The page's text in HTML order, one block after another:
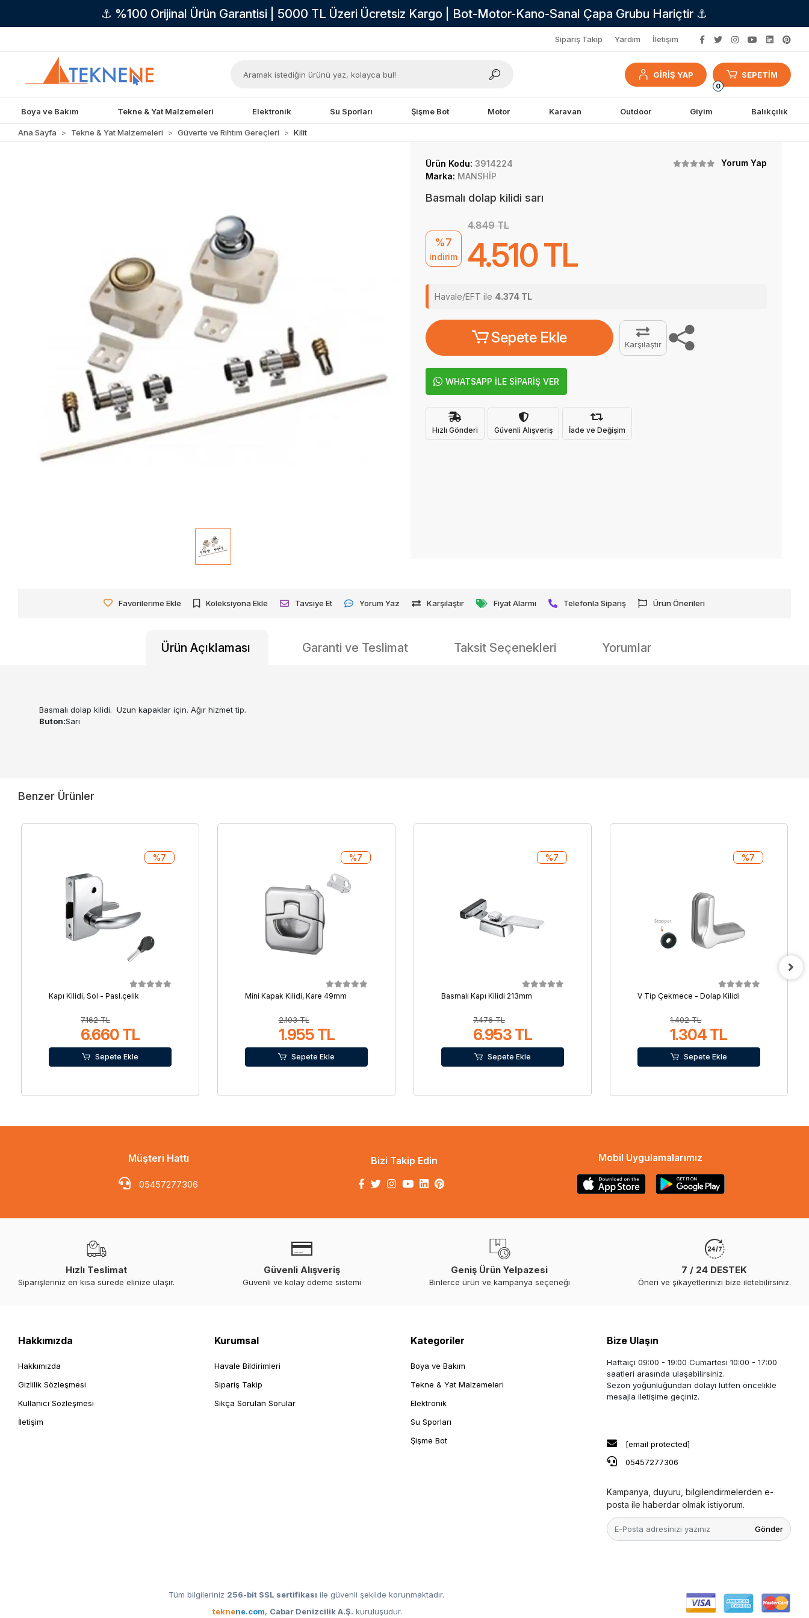
⚓ %100 Orijinal Ürün Garantisi | 5000 TL Üzeri Ücretsiz Kargo | Bot-Motor-Kano-Sanal Çapa Grubu Hariçtir ⚓
Sipariş Takip Yardım İletişim
GİRİŞ YAP
0
SEPETİM
Boya ve Bakım Tekne & Yat Malzemeleri Elektronik Su Sporları Şişme Bot Motor Karavan Outdoor Giyim Balıkçılık
Ana Sayfa Tekne & Yat Malzemeleri Güverte ve Rıhtım Gereçleri Kilit
Ürün Kodu: 3914224
Yorum Yap
Marka: MANSHİP
Basmalı dolap kilidi sarı
%7
indirim
4.849 TL
4.510 TL
Havale/EFT ile 4.374 TL
Sepete Ekle Karşılaştır
WHATSAPP İLE SİPARİŞ VER
Hızlı Gönderi Güvenli Alışveriş İade ve Değişim
Favorilerime Ekle Koleksiyona Ekle Tavsiye Et Yorum Yaz Karşılaştır Fiyat Alarmı Telefonla Sipariş Ürün Önerileri
Ürün Açıklaması Garanti ve Teslimat Taksit Seçenekleri Yorumlar
Basmalı dolap kilidi. Uzun kapaklar için. Ağır hizmet tip.
Buton:Sarı
Benzer Ürünler
Kapı Kilidi, Sol - Pasl.çelik
7.162 TL
6.660 TL
%7
Sepete Ekle
Mini Kapak Kilidi, Kare 49mm
2.103 TL
1.955 TL
%7
Sepete Ekle
Basmalı Kapı Kilidi 213mm
7.476 TL
6.953 TL
%7
Sepete Ekle
V Tip Çekmece - Dolap Kilidi
1.402 TL
1.304 TL
%7
Sepete Ekle
Müşteri Hattı
05457277306
Bizi Takip Edin Mobil Uygulamalarımız
Hızlı Teslimat
Siparişleriniz en kısa sürede elinize ulaşır.
Güvenli Alışveriş
Güvenli ve kolay ödeme sistemi
Geniş Ürün Yelpazesi
Binlerce ürün ve kampanya seçeneği
7 / 24 DESTEK
Öneri ve şikayetlerinizi bize iletebilirsiniz.
Hakkımızda
Hakkımızda
Gizlilik Sözleşmesi
Kullanıcı Sözleşmesi
İletişim
Kurumsal
Havale Bildirimleri
Sipariş Takip
Sıkça Sorulan Sorular
Kategoriler
Boya ve Bakım
Tekne & Yat Malzemeleri
Elektronik
Su Sporları
Şişme Bot
Bize Ulaşın
Haftaiçi 09:00 - 19:00 Cumartesi 10:00 - 17:00
saatleri arasında ulaşabilirsiniz.
Sezon yoğunluğundan dolayı lütfen öncelikle
mesajla iletişime geçiniz.
[email protected]
05457277306
Kampanya, duyuru, bilgilendirmelerden e-
posta ile haberdar olmak istiyorum.
Gönder
Tüm bilgileriniz 256-bit SSL sertifikası ile güvenli şekilde korunmaktadır.
teknene.com, Cabar Denizcilik A.Ş. kuruluşudur.